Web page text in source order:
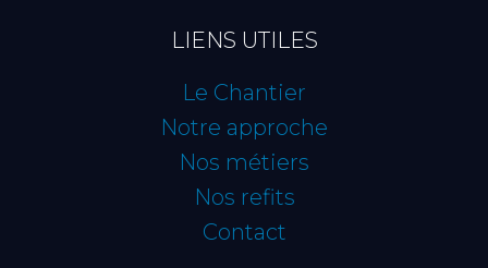
LIENS UTILES
Le Chantier
Notre approche
Nos métiers
Nos refits
Contact